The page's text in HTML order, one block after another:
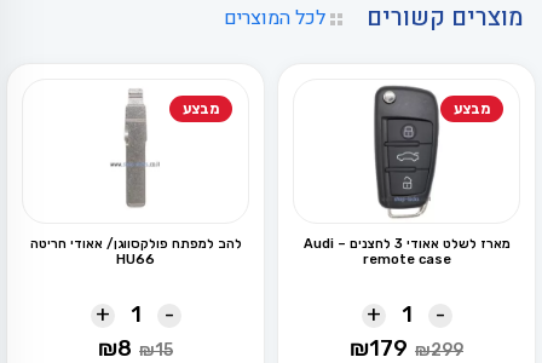
מוצרים קשורים לכל המוצרים
מבצע
מארז לשלט אאודי 3 לחצנים – Audi
remote case
-
+
₪299
המחיר₪179
מבצע
להב למפתח פולקסווגן/ אאודי חריטה
HU66
-
+
₪15
המחיר
₪8